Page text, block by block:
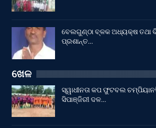
ବେଲଗୁଣ୍ଠା ବ୍ଳକ ଅଧ୍ୟକ୍ଷ ତଥା
ପ୍ରଶାନ୍ତ…
ଖେଳ
ସ୍ୱାଧୀନତା କପ ଫୁଟବଲ
ସିପାଞ୍ଜିରୀ ଦଳ…